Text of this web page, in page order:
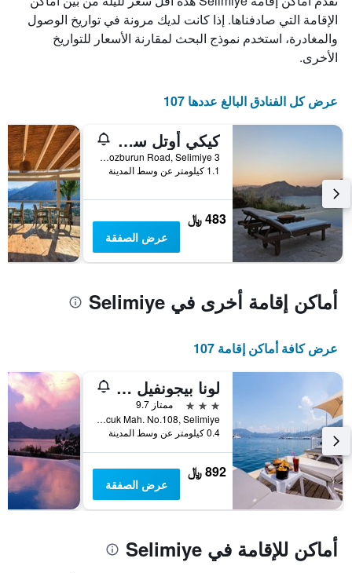
الذي
يعرض
أيام
الأسبوع.
التالي
1
يعرض
متوسط
سعر
غرفة
الإقامة التي صادفناها. إذا كانت لديك مرونة في تواريخ الوصول
والمغادرة، استخدم نموذج البحث لمقارنة الأسعار للتواريخ
الأخرى.
عرض كل الفنادق البالغ عددها 107
كيكي أوتل سيليمي
3 Km Selimiye - Bozburun Road, Selimiye, تركيا
1.1 كيلومتر عن وسط المدينة
483 ﷼
عرض الصفقة
أماكن إقامة أخرى في Selimiye
عرض كافة أماكن إقامة 107
لونا بيجونفيل تاس إفلر
3 نجوم
ممتاز 9.7
Buruncuk Mah. No.108, Selimiye, تركيا
0.4 كيلومتر عن وسط المدينة
892 ﷼
عرض الصفقة
أماكن للإقامة في Selimiye